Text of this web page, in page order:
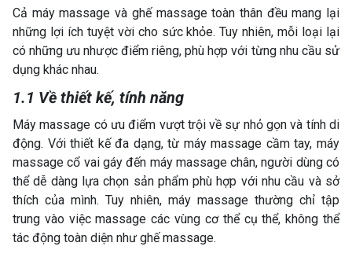
Cả máy massage và ghế massage toàn thân đều mang lại
những lợi ích tuyệt vời cho sức khỏe. Tuy nhiên, mỗi loại lại
có những ưu nhược điểm riêng, phù hợp với từng nhu cầu sử
dụng khác nhau.
1.1 Về thiết kế, tính năng
Máy massage có ưu điểm vượt trội về sự nhỏ gọn và tính di
động. Với thiết kế đa dạng, từ máy massage cầm tay, máy
massage cổ vai gáy đến máy massage chân, người dùng có
thể dễ dàng lựa chọn sản phẩm phù hợp với nhu cầu và sở
thích của mình. Tuy nhiên, máy massage thường chỉ tập
trung vào việc massage các vùng cơ thể cụ thể, không thể
tác động toàn diện như ghế massage.